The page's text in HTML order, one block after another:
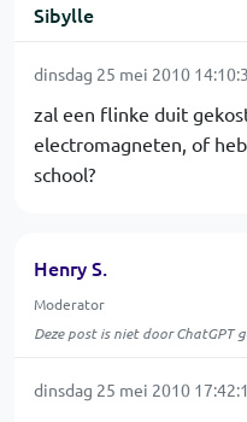
Sibylle
dinsdag 25 mei 2010
zal een flinke duit
electromagneten, of
school?
Henry S.
Moderator
Deze post is niet door ChatGPT
dinsdag 25 mei 2010